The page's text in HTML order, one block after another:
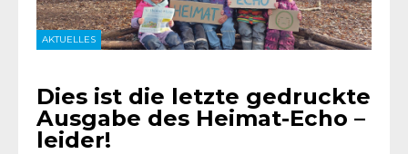
AKTUELLES
Dies ist die letzte gedruckte
Ausgabe des Heimat-Echo –
leider!